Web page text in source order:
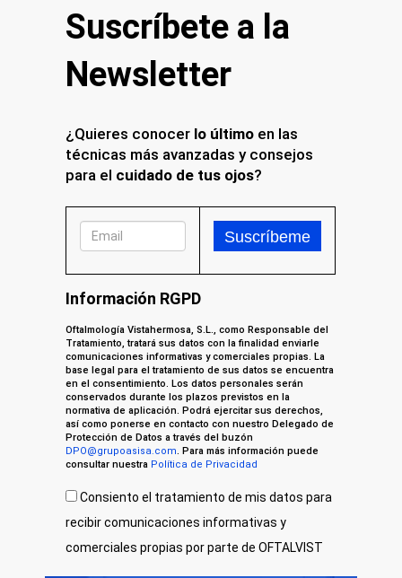
Suscríbete a la
Newsletter
¿Quieres conocer lo último en las
técnicas más avanzadas y consejos
para el cuidado de tus ojos?
Información RGPD
Oftalmología Vistahermosa, S.L., como Responsable del
Tratamiento, tratará sus datos con la finalidad enviarle
comunicaciones informativas y comerciales propias. La
base legal para el tratamiento de sus datos se encuentra
en el consentimiento. Los datos personales serán
conservados durante los plazos previstos en la
normativa de aplicación. Podrá ejercitar sus derechos,
así como ponerse en contacto con nuestro Delegado de
Protección de Datos a través del buzón
DPO@grupoasisa.com. Para más información puede
consultar nuestra Política de Privacidad
Consiento el tratamiento de mis datos para
recibir comunicaciones informativas y
comerciales propias por parte de OFTALVIST